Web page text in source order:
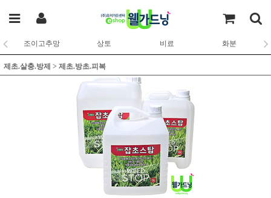
조이고추망 상토 비료 화분
제초.살충.방제 > 제초.방초.피복